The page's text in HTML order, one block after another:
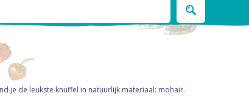
je de leukste knuffel in natuurlijk materiaal: mohair.